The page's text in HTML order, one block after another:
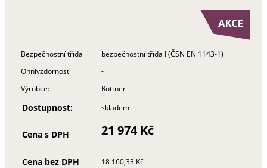
Bezpečnostní třída
bezpečnostní třída I (ČSN EN 1143-1)
Ohnivzdornost
-
Výrobce:
Rottner
Dostupnost: skladem
Cena s DPH 21 974 Kč
Cena bez DPH 18 160,33 Kč